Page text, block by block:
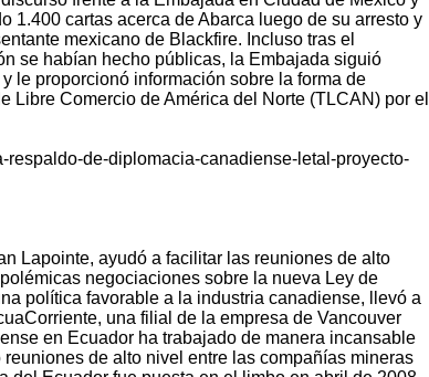
1.400 cartas acerca de Abarca luego de su arresto y
mexicano de Blackfire. Incluso tras el
se habían hecho públicas, la Embajada siguió
le proporcionó información sobre la forma de
Libre Comercio de América del Norte (TLCAN) por el
respaldo-de-diplomacia-canadiense-letal-proyecto-
Lapointe, ayudó a facilitar las reuniones de alto
negociaciones sobre la nueva Ley de
política favorable a la industria canadiense, llevó a
una filial de la empresa de Vancouver
en Ecuador ha trabajado de manera incansable
de alto nivel entre las compañías mineras